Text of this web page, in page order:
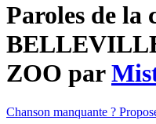
Paroles de la
ZOO par
Chanson manquante ?